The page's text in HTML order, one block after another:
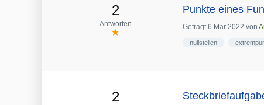
2
Antworten
Punkte eines
Gefragt 6 Mär 2022 von
nullstellen
2